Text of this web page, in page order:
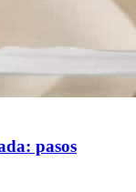
pasos